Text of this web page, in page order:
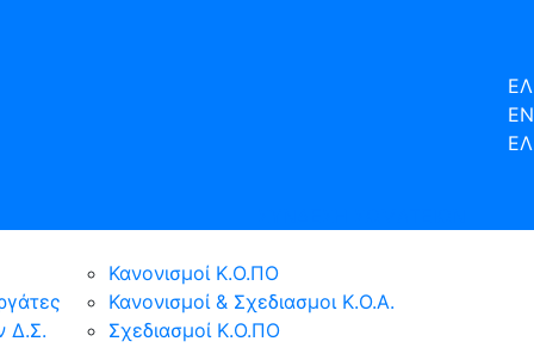
ΕΛ
EN
ΕΛ
Δ.Σ.
Κανονισμοί Κ.Ο.ΠΟ
Κανονισμοί & Σχεδιασμοι Κ.Ο.Α.
Σχεδιασμοί Κ.Ο.ΠΟ